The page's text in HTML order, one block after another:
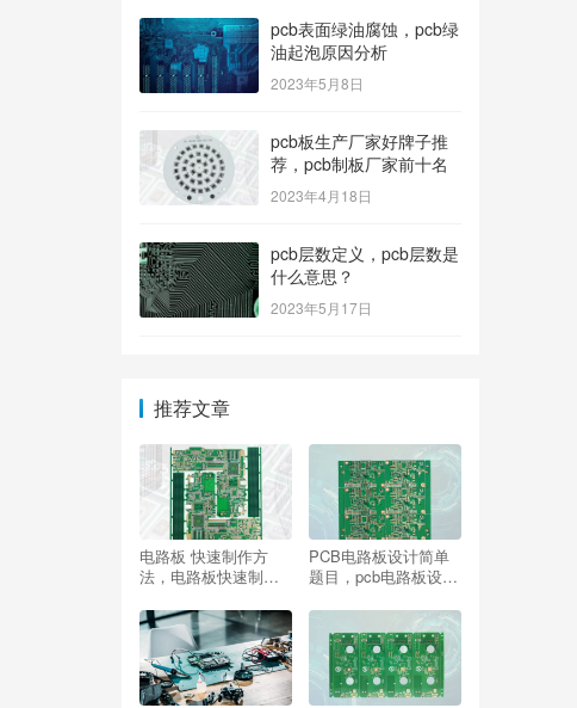
pcb表面绿油腐蚀，pcb绿
油起泡原因分析
2023年5月8日
pcb板生产厂家好牌子推
荐，pcb制板厂家前十名
2023年4月18日
pcb层数定义，pcb层数是
什么意思？
2023年5月17日
推荐文章
电路板 快速制作方
法，电路板快速制作
PCB电路板设计简单
题目，pcb电路板设计
确定？